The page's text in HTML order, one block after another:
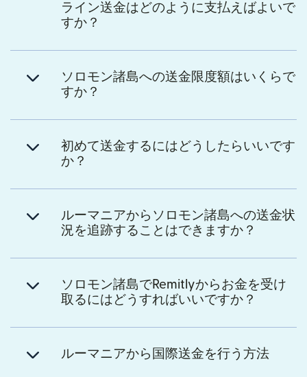
ライン送金はどのように支払えばよいで
すか？
ソロモン諸島への送金限度額はいくらで
すか？
初めて送金するにはどうしたらいいです
か？
ルーマニアからソロモン諸島への送金状
況を追跡することはできますか？
ソロモン諸島でRemitlyからお金を受け
取るにはどうすればいいですか？
ルーマニアから国際送金を行う方法